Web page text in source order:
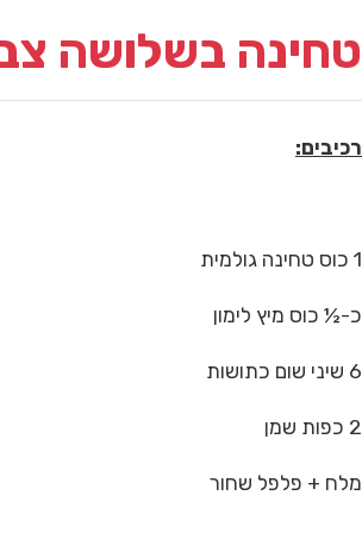
טחינה בשלושה
רכיבים:
1 כוס טחינה גולמית
כ-½ כוס מיץ לימון
6 שיני שום כתושות
2 כפות שמן
מלח + פלפל שחור